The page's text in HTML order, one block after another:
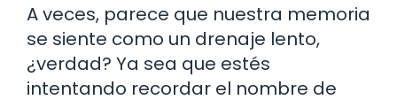
A veces, parece que nuestra memoria
se siente como un drenaje lento,
¿verdad? Ya sea que estés
intentando recordar el nombre de